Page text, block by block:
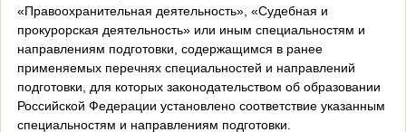
«Правоохранительная деятельность», «Судебная и
прокурорская деятельность» или иным специальностям и
направлениям подготовки, содержащимся в ранее
применяемых перечнях специальностей и направлений
подготовки, для которых законодательством об образовании
Российской Федерации установлено соответствие указанным
специальностям и направлениям подготовки.